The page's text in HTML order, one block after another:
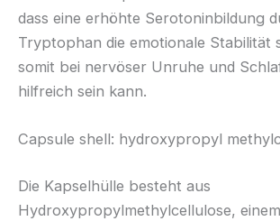
dass eine erhöhte Serotoninbildung
Tryptophan die emotionale Stabilität
somit bei nervöser Unruhe und
hilfreich sein kann.
Capsule shell: hydroxypropyl
Die Kapselhülle besteht aus
Hydroxypropylmethylcellulose,